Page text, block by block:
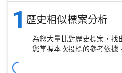
1 歷史相似標案分析
為您大量比對歷史標案，找
您掌握本次投標的參考依據